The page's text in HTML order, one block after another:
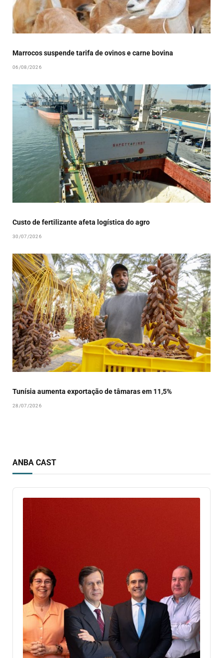
Marrocos suspende tarifa de ovinos e carne bovina
06/08/2026
Custo de fertilizante afeta logística do agro
30/07/2026
Tunísia aumenta exportação de tâmaras em 11,5%
28/07/2026
ANBA CAST
Audio
Player